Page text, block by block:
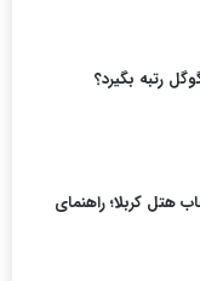
رتبه بگیرد؟
هتل کربلا؛ راهنمای